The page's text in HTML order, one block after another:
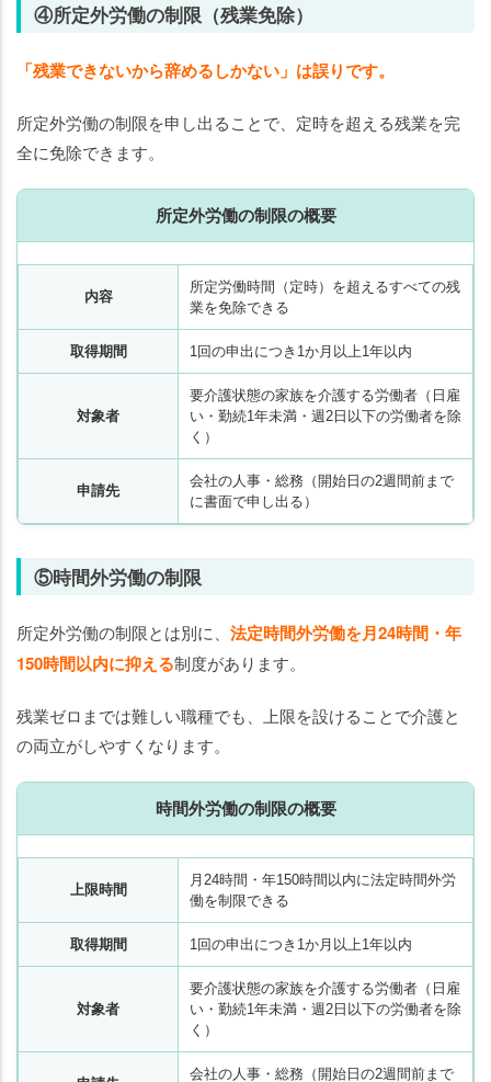
④所定外労働の制限（残業免除）
「残業できないから辞めるしかない」は誤りです。
所定外労働の制限を申し出ることで、定時を超える残業を完
全に免除できます。
所定外労働の制限の概要
内容
所定労働時間（定時）を超えるすべての残
業を免除できる
取得期間 1回の申出につき1か月以上1年以内
対象者
要介護状態の家族を介護する労働者（日雇
い・勤続1年未満・週2日以下の労働者を除
く）
申請先
会社の人事・総務（開始日の2週間前まで
に書面で申し出る）
⑤時間外労働の制限
所定外労働の制限とは別に、 法定時間外労働を月24時間・年
150時間以内に抑える制度があります。
残業ゼロまでは難しい職種でも、上限を設けることで介護と
の両立がしやすくなります。
時間外労働の制限の概要
上限時間
月24時間・年150時間以内に法定時間外労
働を制限できる
取得期間 1回の申出につき1か月以上1年以内
対象者
要介護状態の家族を介護する労働者（日雇
い・勤続1年未満・週2日以下の労働者を除
く）
会社の人事・総務（開始日の2週間前まで